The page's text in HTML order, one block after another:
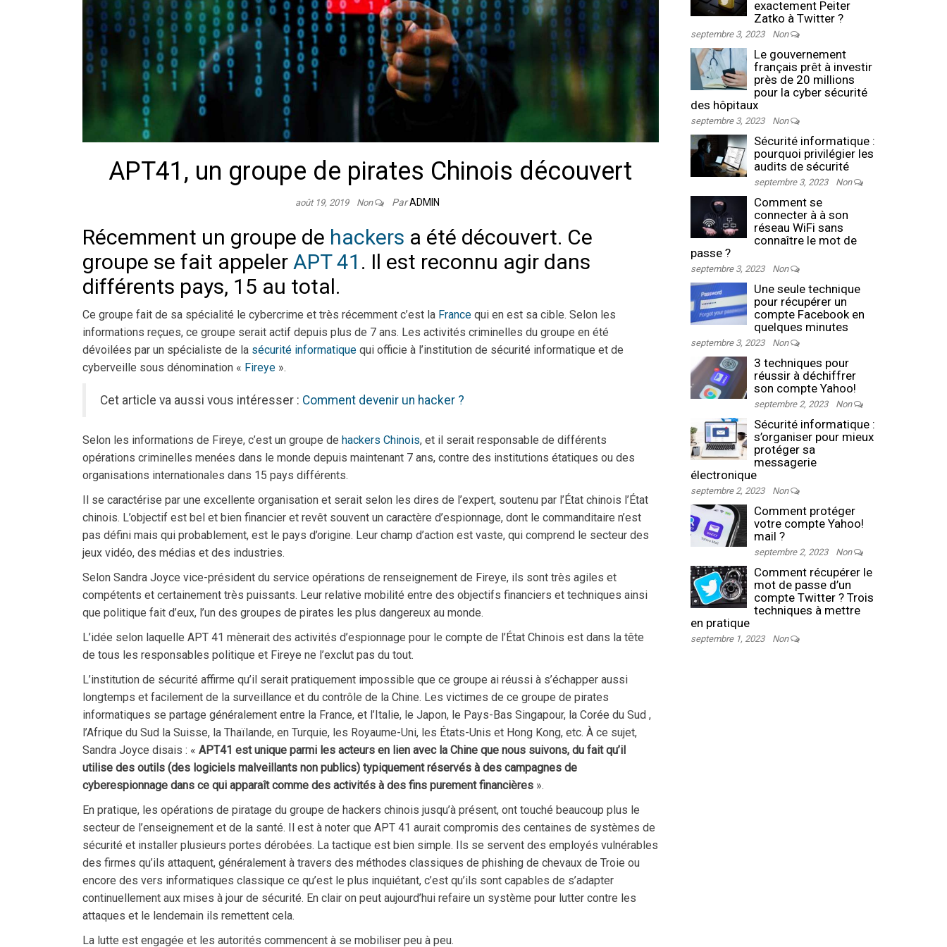
APT41, un groupe de pirates Chinois découvert
août 19, 2019 Non ParADMIN
Récemment un groupe de hackers a été découvert. Ce
groupe se fait appeler APT 41 . Il est reconnu agir dans
différents pays, 15 au total.
Ce groupe fait de sa spécialité le cybercrime et très récemment c’est la France qui en est sa cible. Selon les
informations reçues, ce groupe serait actif depuis plus de 7 ans. Les activités criminelles du groupe en été
dévoilées par un spécialiste de la sécurité informatique qui officie à l’institution de sécurité informatique et de
cyberveille sous dénomination « Fireye ».
Cet article va aussi vous intéresser : Comment devenir un hacker ?
Selon les informations de Fireye, c’est un groupe de hackers Chinois, et il serait responsable de différents
opérations criminelles menées dans le monde depuis maintenant 7 ans, contre des institutions étatiques ou des
organisations internationales dans 15 pays différents.
Il se caractérise par une excellente organisation et serait selon les dires de l’expert, soutenu par l’État chinois l’État
chinois. L’objectif est bel et bien financier et revêt souvent un caractère d’espionnage, dont le commanditaire n’est
pas défini mais qui probablement, est le pays d’origine. Leur champ d’action est vaste, qui comprend le secteur des
jeux vidéo, des médias et des industries.
Selon Sandra Joyce vice-président du service opérations de renseignement de Fireye, ils sont très agiles et
compétents et certainement très puissants. Leur relative mobilité entre des objectifs financiers et techniques ainsi
que politique fait d’eux, l’un des groupes de pirates les plus dangereux au monde.
L’idée selon laquelle APT 41 mènerait des activités d’espionnage pour le compte de l’État Chinois est dans la tête
de tous les responsables politique et Fireye ne l’exclut pas du tout.
L’institution de sécurité affirme qu’il serait pratiquement impossible que ce groupe ai réussi à s’échapper aussi
longtemps et facilement de la surveillance et du contrôle de la Chine. Les victimes de ce groupe de pirates
informatiques se partage généralement entre la France, et l’Italie, le Japon, le Pays-Bas Singapour, la Corée du Sud ,
l’Afrique du Sud la Suisse, la Thaïlande, en Turquie, les Royaume-Uni, les États-Unis et Hong Kong, etc. À ce sujet,
Sandra Joyce disais : « APT41 est unique parmi les acteurs en lien avec la Chine que nous suivons, du fait qu’il
utilise des outils (des logiciels malveillants non publics) typiquement réservés à des campagnes de
cyberespionnage dans ce qui apparaît comme des activités à des fins purement financières ».
En pratique, les opérations de piratage du groupe de hackers chinois jusqu’à présent, ont touché beaucoup plus le
secteur de l’enseignement et de la santé. Il est à noter que APT 41 aurait compromis des centaines de systèmes de
sécurité et installer plusieurs portes dérobées. La tactique est bien simple. Ils se servent des employés vulnérables
des firmes qu’ils attaquent, généralement à travers des méthodes classiques de phishing de chevaux de Troie ou
encore des vers informatiques classique ce qu’est le plus inquiétant, c’est qu’ils sont capables de s’adapter
continuellement aux mises à jour de sécurité. En clair on peut aujourd’hui refaire un système pour lutter contre les
attaques et le lendemain ils remettent cela.
La lutte est engagée et les autorités commencent à se mobiliser peu à peu.
exactement Peiter
Zatko à Twitter ?
septembre 3, 2023 Non
Le gouvernement
français prêt à investir
près de 20 millions
pour la cyber sécurité
des hôpitaux
septembre 3, 2023 Non
Sécurité informatique :
pourquoi privilégier les
audits de sécurité
septembre 3, 2023 Non
Comment se
connecter à à son
réseau WiFi sans
connaître le mot de
passe ?
septembre 3, 2023 Non
Une seule technique
pour récupérer un
compte Facebook en
quelques minutes
septembre 3, 2023 Non
3 techniques pour
réussir à déchiffrer
son compte Yahoo!
septembre 2, 2023 Non
Sécurité informatique :
s’organiser pour mieux
protéger sa
messagerie
électronique
septembre 2, 2023 Non
Comment protéger
votre compte Yahoo!
mail ?
septembre 2, 2023 Non
Comment récupérer le
mot de passe d’un
compte Twitter ? Trois
techniques à mettre
en pratique
septembre 1, 2023 Non